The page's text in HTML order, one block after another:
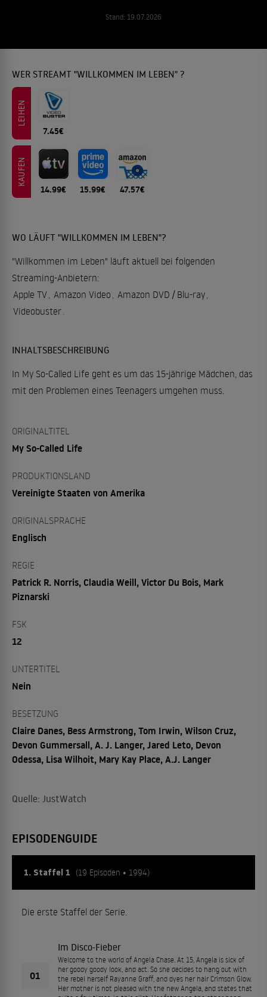
Stand: 19.07.2026
WER STREAMT "WILLKOMMEN IM LEBEN" ?
LEIHEN
7.45€
KAUFEN
14.99€ 15.99€ 47.57€
WO LÄUFT "WILLKOMMEN IM LEBEN"?
"Willkommen im Leben" läuft aktuell bei folgenden
Streaming-Anbietern:
Apple TV, Amazon Video , Amazon DVD / Blu-ray,
Videobuster.
INHALTSBESCHREIBUNG
In My So-Called Life geht es um das 15-jährige Mädchen, das
mit den Problemen eines Teenagers umgehen muss.
ORIGINALTITEL
My So-Called Life
PRODUKTIONSLAND
Vereinigte Staaten von Amerika
ORIGINALSPRACHE
Englisch
REGIE
Patrick R. Norris, Claudia Weill, Victor Du Bois, Mark
Piznarski
FSK
12
UNTERTITEL
Nein
BESETZUNG
Claire Danes, Bess Armstrong, Tom Irwin, Wilson Cruz,
Devon Gummersall, A. J. Langer, Jared Leto, Devon
Odessa, Lisa Wilhoit, Mary Kay Place, A.J. Langer
Quelle: JustWatch
EPISODENGUIDE
1. Staffel 1 (19 Episoden • 1994)
Die erste Staffel der Serie.
01
Im Disco-Fieber
Welcome to the world of Angela Chase. At 15, Angela is sick of
her goody goody look, and act. So she decides to hang out with
the rebel herself Rayanne Graff, and dyes her hair Crimson Glow.
Her mother is not pleased with the new Angela, and states that